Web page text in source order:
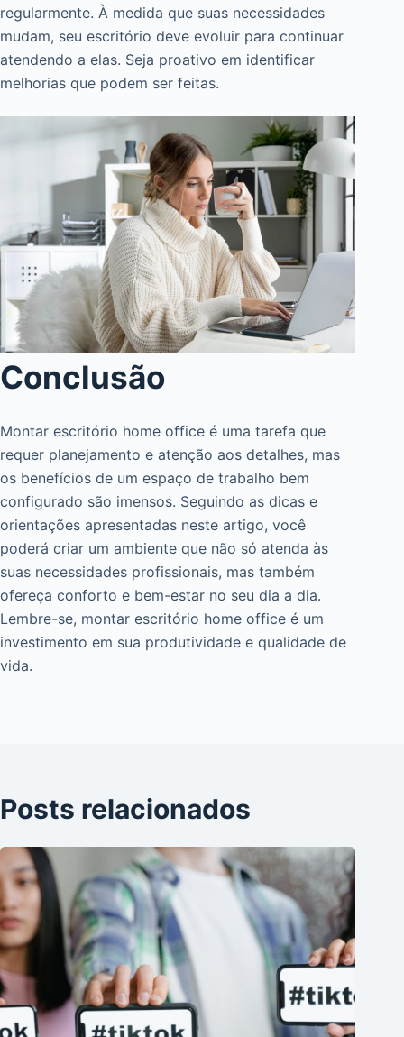
regularmente. À medida que suas necessidades
mudam, seu escritório deve evoluir para continuar
atendendo a elas. Seja proativo em identificar
melhorias que podem ser feitas.
Conclusão
Montar escritório home office é uma tarefa que
requer planejamento e atenção aos detalhes, mas
os benefícios de um espaço de trabalho bem
configurado são imensos. Seguindo as dicas e
orientações apresentadas neste artigo, você
poderá criar um ambiente que não só atenda às
suas necessidades profissionais, mas também
ofereça conforto e bem-estar no seu dia a dia.
Lembre-se, montar escritório home office é um
investimento em sua produtividade e qualidade de
vida.
Posts relacionados